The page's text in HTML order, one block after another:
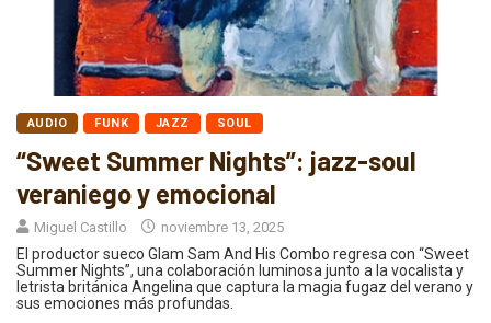
AUDIO FUNK JAZZ SOUL
“Sweet Summer Nights”: jazz-soul
veraniego y emocional
Miguel Castillo noviembre 13, 2025
El productor sueco Glam Sam And His Combo regresa con “Sweet
Summer Nights”, una colaboración luminosa junto a la vocalista y
letrista británica Angelina que captura la magia fugaz del verano y
sus emociones más profundas.